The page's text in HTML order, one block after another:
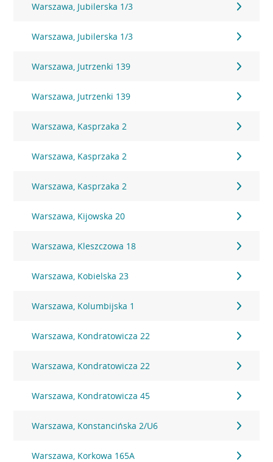
Warszawa, Jubilerska 1/3
Warszawa, Jubilerska 1/3
Warszawa, Jutrzenki 139
Warszawa, Jutrzenki 139
Warszawa, Kasprzaka 2
Warszawa, Kasprzaka 2
Warszawa, Kasprzaka 2
Warszawa, Kijowska 20
Warszawa, Kleszczowa 18
Warszawa, Kobielska 23
Warszawa, Kolumbijska 1
Warszawa, Kondratowicza 22
Warszawa, Kondratowicza 22
Warszawa, Kondratowicza 45
Warszawa, Konstancińska 2/U6
Warszawa, Korkowa 165A